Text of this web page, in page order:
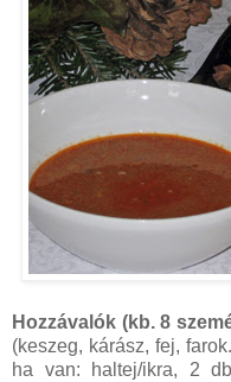
Hozzávalók (kb. 8
(keszeg, kárász, fej,
ha van: haltej/ikra, 2